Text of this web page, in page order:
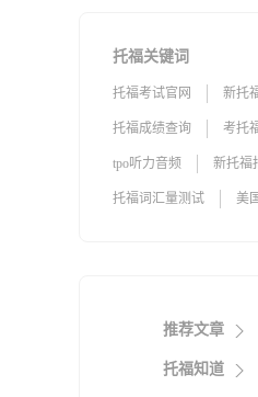
托福关键词
托福考试官网 新托
托福成绩查询 考托
tpo听力音频 新托福
托福词汇量测试 美
推荐文章
托福知道